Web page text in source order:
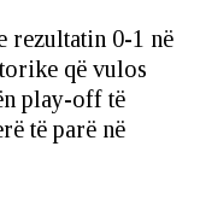
rezultatin 0-1 në
që vulos
play-off të
të parë në